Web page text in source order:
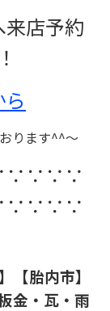
店予約
ります^^～
【胎内市】
金・瓦・雨